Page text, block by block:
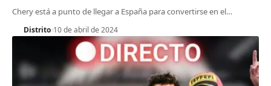
Chery está a punto de llegar a España para convertirse en el…
Distrito 10 de abril de 2024